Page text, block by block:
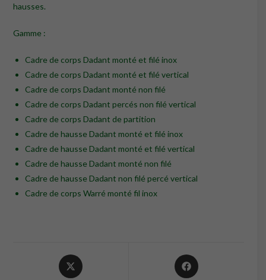
hausses.
Gamme :
Cadre de corps Dadant monté et filé inox
Cadre de corps Dadant monté et filé vertical
Cadre de corps Dadant monté non filé
Cadre de corps Dadant percés non filé vertical
Cadre de corps Dadant de partition
Cadre de hausse Dadant monté et filé inox
Cadre de hausse Dadant monté et filé vertical
Cadre de hausse Dadant monté non filé
Cadre de hausse Dadant non filé percé vertical
Cadre de corps Warré monté fil inox
Opens
in
Opens
in